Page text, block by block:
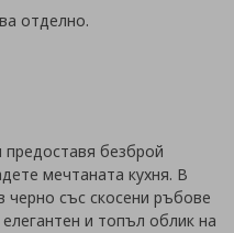
отделно.
предоставя безброй
мечтаната кухня. В
черно със скосени ръбове
и топъл облик на